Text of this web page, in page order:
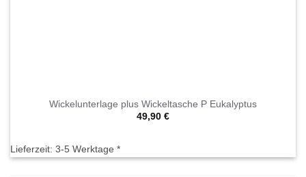
Wickelunterlage plus Wickeltasche P Eukalyptus
49,90 €
Lieferzeit: 3-5 Werktage *